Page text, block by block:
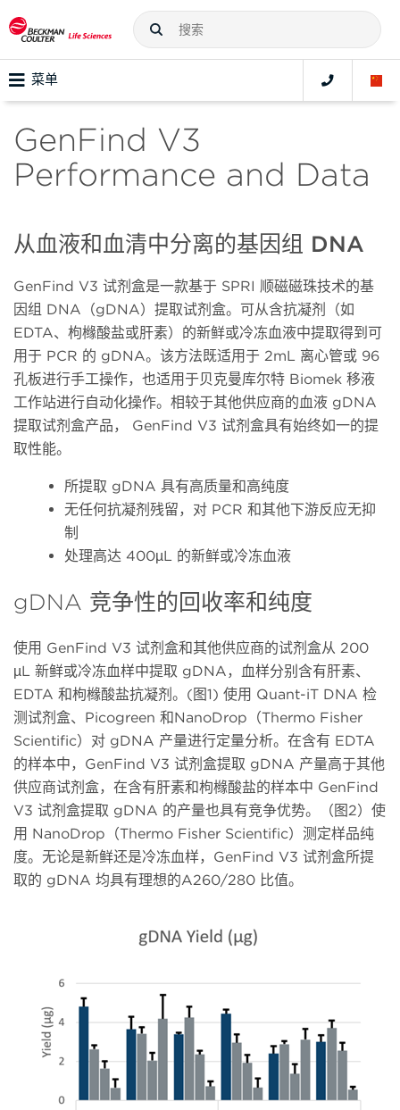
菜单
GenFind V3
Performance and Data
从血液和血清中分离的基因组 DNA
GenFind V3 试剂盒是一款基于 SPRI 顺磁磁珠技术的基
因组 DNA（gDNA）提取试剂盒。可从含抗凝剂（如
EDTA、枸橼酸盐或肝素）的新鲜或冷冻血液中提取得到可
用于 PCR 的 gDNA。该方法既适用于 2mL 离心管或 96
孔板进行手工操作，也适用于贝克曼库尔特 Biomek 移液
工作站进行自动化操作。相较于其他供应商的血液 gDNA
提取试剂盒产品， GenFind V3 试剂盒具有始终如一的提
取性能。
所提取 gDNA 具有高质量和高纯度
无任何抗凝剂残留，对 PCR 和其他下游反应无抑
制
处理高达 400µL 的新鲜或冷冻血液
gDNA 竞争性的回收率和纯度
使用 GenFind V3 试剂盒和其他供应商的试剂盒从 200
µL 新鲜或冷冻血样中提取 gDNA，血样分别含有肝素、
EDTA 和枸橼酸盐抗凝剂。(图1) 使用 Quant-iT DNA 检
测试剂盒、Picogreen 和NanoDrop（Thermo Fisher
Scientific）对 gDNA 产量进行定量分析。在含有 EDTA
的样本中，GenFind V3 试剂盒提取 gDNA 产量高于其他
供应商试剂盒，在含有肝素和枸橼酸盐的样本中 GenFind
V3 试剂盒提取 gDNA 的产量也具有竞争优势。（图2）使
用 NanoDrop（Thermo Fisher Scientific）测定样品纯
度。无论是新鲜还是冷冻血样，GenFind V3 试剂盒所提
取的 gDNA 均具有理想的A260/280 比值。